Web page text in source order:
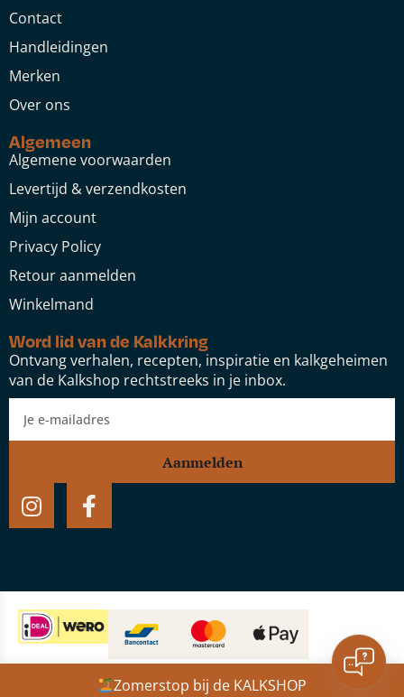
Contact
Handleidingen
Merken
Over ons
Algemeen
Algemene voorwaarden
Levertijd & verzendkosten
Mijn account
Privacy Policy
Retour aanmelden
Winkelmand
Word lid van de Kalkkring
Ontvang verhalen, recepten, inspiratie en kalkgeheimen
van de Kalkshop rechtstreeks in je inbox.
Aanmelden
Website door:Studio Speel
Zomerstop bij de KALKSHOP